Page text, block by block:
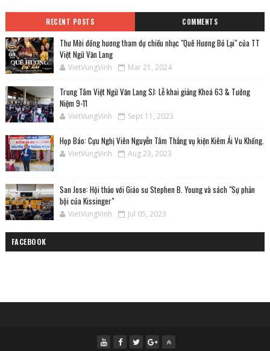
RECENT POSTS COMMENTS
Thư Mời đồng hương tham dự chiều nhạc "Quê Hương Bỏ Lại" của TT
Việt Ngữ Văn Lang
VietVungVinh Mar 21, 2024
Trung Tâm Việt Ngữ Văn Lang SJ: Lễ khai giảng Khoá 63 & Tưởng
Niệm 9-11
VietVungVinh Sept 11, 2023
Họp Báo: Cựu Nghị Viên Nguyễn Tâm Thắng vụ kiện Kiêm Ái Vu Khống.
VietVungVinh Aug 23, 2023
San Jose: Hội thảo với Giáo sư Stephen B. Young và sách "Sự phản
bội của Kissinger"
VietVungVinh Jul 05, 2023
FACEBOOK